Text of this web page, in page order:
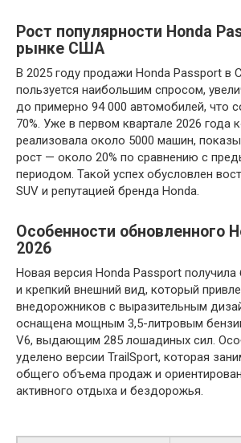
Рост популярности Honda
рынке США
В 2025 году продажи Honda Passport в
пользуется наибольшим спросом,
до примерно 94 000 автомобилей, что
70%. Уже в первом квартале 2026 года
реализовала около 5000 машин,
рост — около 20% по сравнению с
периодом. Такой успех обусловлен
SUV и репутацией бренда Honda.
Особенности обновленного
2026
Новая версия Honda Passport получила
и крепкий внешний вид, который
внедорожников с выразительным
оснащена мощным 3,5-литровым
V6, выдающим 285 лошадиных сил.
уделено версии TrailSport, которая
общего объема продаж и
активного отдыха и бездорожья.